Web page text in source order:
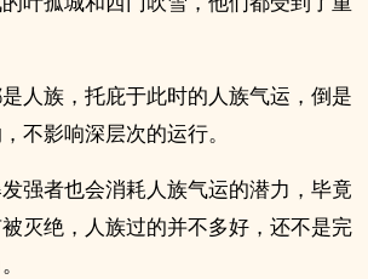
人族，托庇于此时的人族气运，倒是
不影响深层次的运行。
强者也会消耗人族气运的潜力，毕竟
灭绝，人族过的并不多好，还不是完